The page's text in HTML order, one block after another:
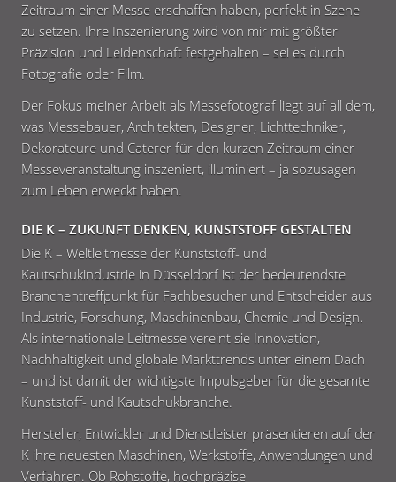
Zeitraum einer Messe erschaffen haben, perfekt in Szene
zu setzen. Ihre Inszenierung wird von mir mit größter
Präzision und Leidenschaft festgehalten – sei es durch
Fotografie oder Film.
Der Fokus meiner Arbeit als Messefotograf liegt auf all dem,
was Messebauer, Architekten, Designer, Lichttechniker,
Dekorateure und Caterer für den kurzen Zeitraum einer
Messeveranstaltung inszeniert, illuminiert – ja sozusagen
zum Leben erweckt haben.
DIE K – ZUKUNFT DENKEN, KUNSTSTOFF GESTALTEN
Die K – Weltleitmesse der Kunststoff- und
Kautschukindustrie in Düsseldorf ist der bedeutendste
Branchentreffpunkt für Fachbesucher und Entscheider aus
Industrie, Forschung, Maschinenbau, Chemie und Design.
Als internationale Leitmesse vereint sie Innovation,
Nachhaltigkeit und globale Markttrends unter einem Dach
– und ist damit der wichtigste Impulsgeber für die gesamte
Kunststoff- und Kautschukbranche.
Hersteller, Entwickler und Dienstleister präsentieren auf der
K ihre neuesten Maschinen, Werkstoffe, Anwendungen und
Verfahren. Ob Rohstoffe, hochpräzise